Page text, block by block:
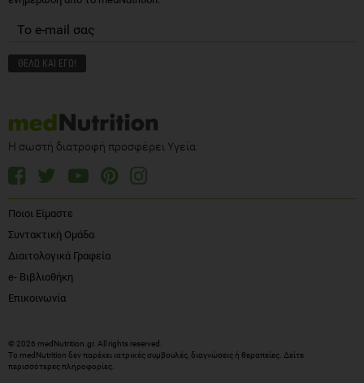
Η σωστή διατροφή προσφέρει Υγεία
Ποιοι Είμαστε
Συντακτική Ομάδα
Διαιτολογικά Γραφεία
e- Βιβλιοθήκη
Επικοινωνία
© 2026 medNutrition.gr. All rights reserved.
Το medNutrition δεν παρέχει ιατρικές συμβουλές, διαγνώσεις ή θεραπείες. Δείτε
περισσότερες πληροφορίες